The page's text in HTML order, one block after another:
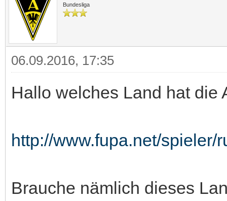
Bundesliga
06.09.2016, 17:35
Hallo welches Land hat die
http://www.fupa.net/spieler/
Brauche nämlich dieses